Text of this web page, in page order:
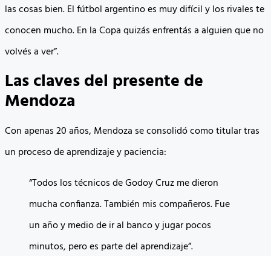
las cosas bien. El fútbol argentino es muy difícil y los rivales te
conocen mucho. En la Copa quizás enfrentás a alguien que no
volvés a ver”.
Las claves del presente de
Mendoza
Con apenas 20 años, Mendoza se consolidó como titular tras
un proceso de aprendizaje y paciencia:
“Todos los técnicos de Godoy Cruz me dieron
mucha confianza. También mis compañeros. Fue
un año y medio de ir al banco y jugar pocos
minutos, pero es parte del aprendizaje”.